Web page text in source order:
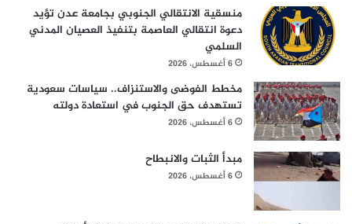
منسقية الانتقالي الجنوبي بجامعة عدن تؤيد
دعوة انتقالي العاصمة بتنفيذ العصيان المدني
السلمي
6 أغسطس، 2026
مخطط الفوضى والاستنزاف.. سياسات سعودية
تستهدف حق الجنوب في استعادة دولته
6 أغسطس، 2026
مبدأ الثبات والانبطاح
6 أغسطس، 2026